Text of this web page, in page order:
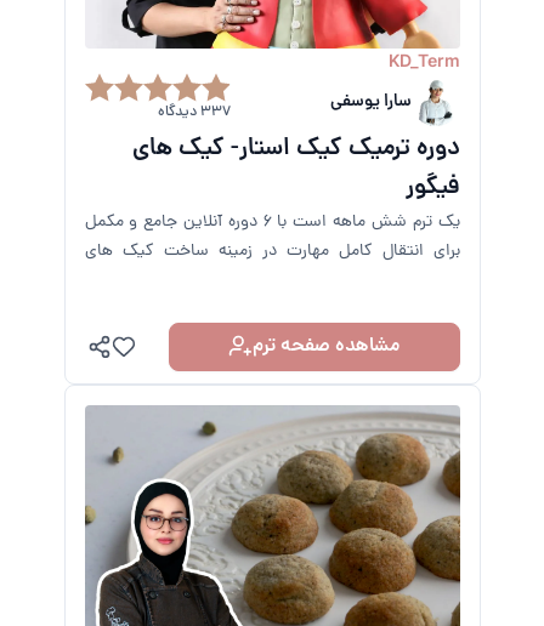
KD_Term
سارا یوسفی 337 دیدگاه
دوره ترمیک کیک استار- کیک های
فیگور
یک ترم شش ماهه است با 6 دوره آنلاین جامع و مکمل
برای انتقال کامل مهارت در زمینه ساخت کیک های
مشاهده صفحه ترم